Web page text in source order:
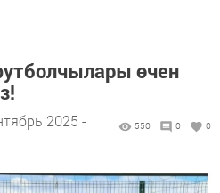
өчен
2025 -
550 0 0